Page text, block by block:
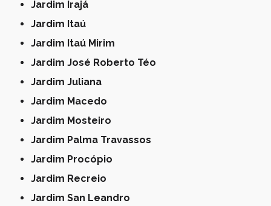
Jardim Irajá
Jardim Itaú
Jardim Itaú Mirim
Jardim José Roberto Téo
Jardim Juliana
Jardim Macedo
Jardim Mosteiro
Jardim Palma Travassos
Jardim Procópio
Jardim Recreio
Jardim San Leandro